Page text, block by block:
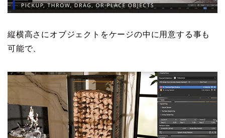
縦横高さにオブジェクトをケージの中に用意する事も
可能で、